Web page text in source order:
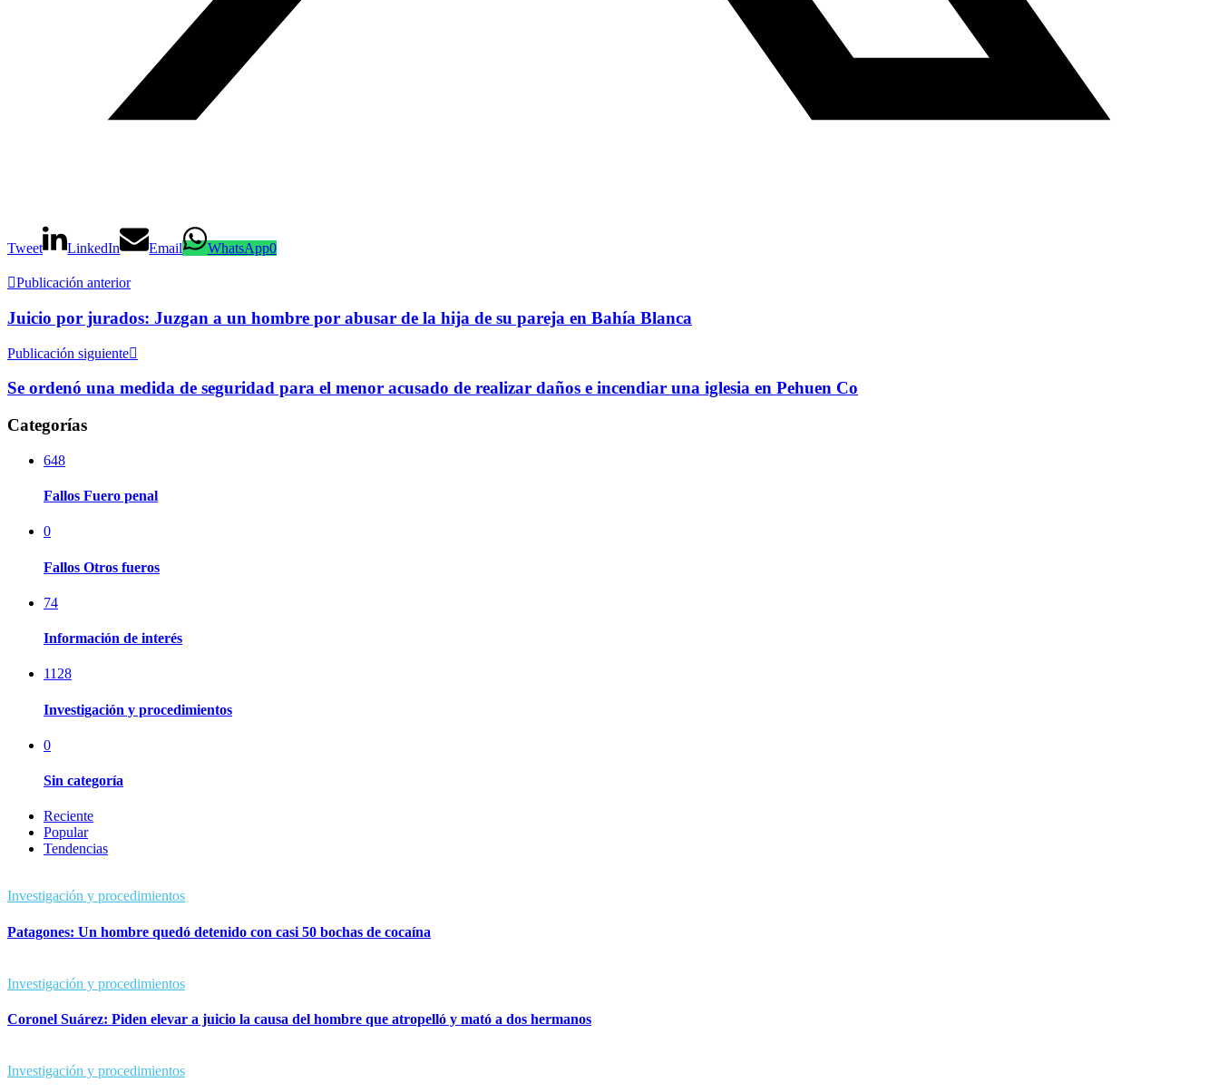
Tweet LinkedIn Email WhatsApp0
Publicación anterior
Juicio por jurados: Juzgan a un hombre por abusar de la hija de su pareja en Bahía Blanca
Publicación siguiente
Se ordenó una medida de seguridad para el menor acusado de realizar daños e incendiar una iglesia en Pehuen Co
Categorías
648
Fallos Fuero penal
0
Fallos Otros fueros
74
Información de interés
1128
Investigación y procedimientos
0
Sin categoría
Reciente
Popular
Tendencias
Investigación y procedimientos
Patagones: Un hombre quedó detenido con casi 50 bochas de cocaína
Investigación y procedimientos
Coronel Suárez: Piden elevar a juicio la causa del hombre que atropelló y mató a dos hermanos
Investigación y procedimientos